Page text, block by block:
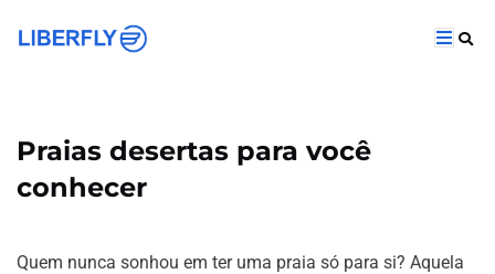
Praias desertas para você
conhecer
Quem nunca sonhou em ter uma praia só para si? Aquela